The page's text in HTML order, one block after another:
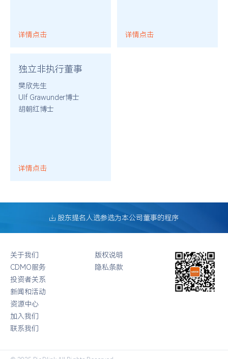
详情点击 详情点击
独立非执行董事
樊欣先生
Ulf Grawunder博士
胡朝红博士
详情点击
股东提名人选参选为本公司董事的程序
关于我们
CDMO服务
投资者关系
新闻和活动
资源中心
加入我们
联系我们
版权说明
隐私条款